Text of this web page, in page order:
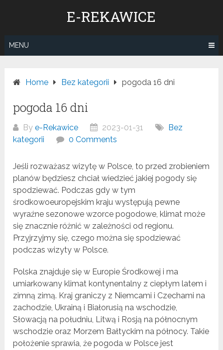
E-REKAWICE
MENU
Home Bez kategorii pogoda 16 dni
pogoda 16 dni
Bye-Rekawice 2023-01-31
Bez
kategorii
0 Comments
Jeśli rozważasz wizytę w Polsce, to przed zrobieniem
planów będziesz chciał wiedzieć jakiej pogody się
spodziewać. Podczas gdy w tym
środkowoeuropejskim kraju występują pewne
wyraźne sezonowe wzorce pogodowe, klimat może
się znacznie różnić w zależności od regionu.
Przyjrzyjmy się, czego można się spodziewać
podczas wizyty w Polsce.
Polska znajduje się w Europie Środkowej i ma
umiarkowany klimat kontynentalny z ciepłym latem i
zimną zimą. Kraj graniczy z Niemcami i Czechami na
zachodzie, Ukrainą i Białorusią na wschodzie,
Słowacją na południu, Litwą i Rosją na północnym
wschodzie oraz Morzem Bałtyckim na północy. Takie
położenie sprawia, że pogoda w Polsce jest